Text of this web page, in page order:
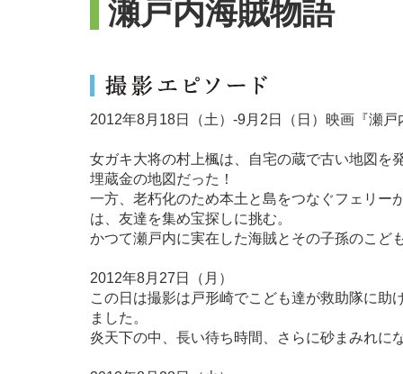
瀬戸内海賊物語
2012年8月18日（土）-9月2日（日）映画『瀬
女ガキ大将の村上楓は、自宅の蔵で古い地図を
埋蔵金の地図だった！
一方、老朽化のため本土と島をつなぐフェリ
は、友達を集め宝探しに挑む。
かつて瀬戸内に実在した海賊とその子孫のこど
2012年8月27日（月）
この日は撮影は戸形崎でこども達が救助隊に
ました。
炎天下の中、長い待ち時間、さらに砂まみれに